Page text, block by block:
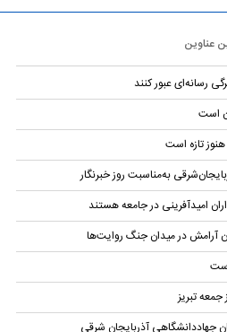
عناوین
رسانه‌ای عبور کنند
است
تازه است
به‌مناسبت روز خبرنگار
امیدآفرینی در جامعه هستند
آرامش در میدان جنگ روایت‌ها
تبریز
جهاددانشگاهی آذربایجان شرقی